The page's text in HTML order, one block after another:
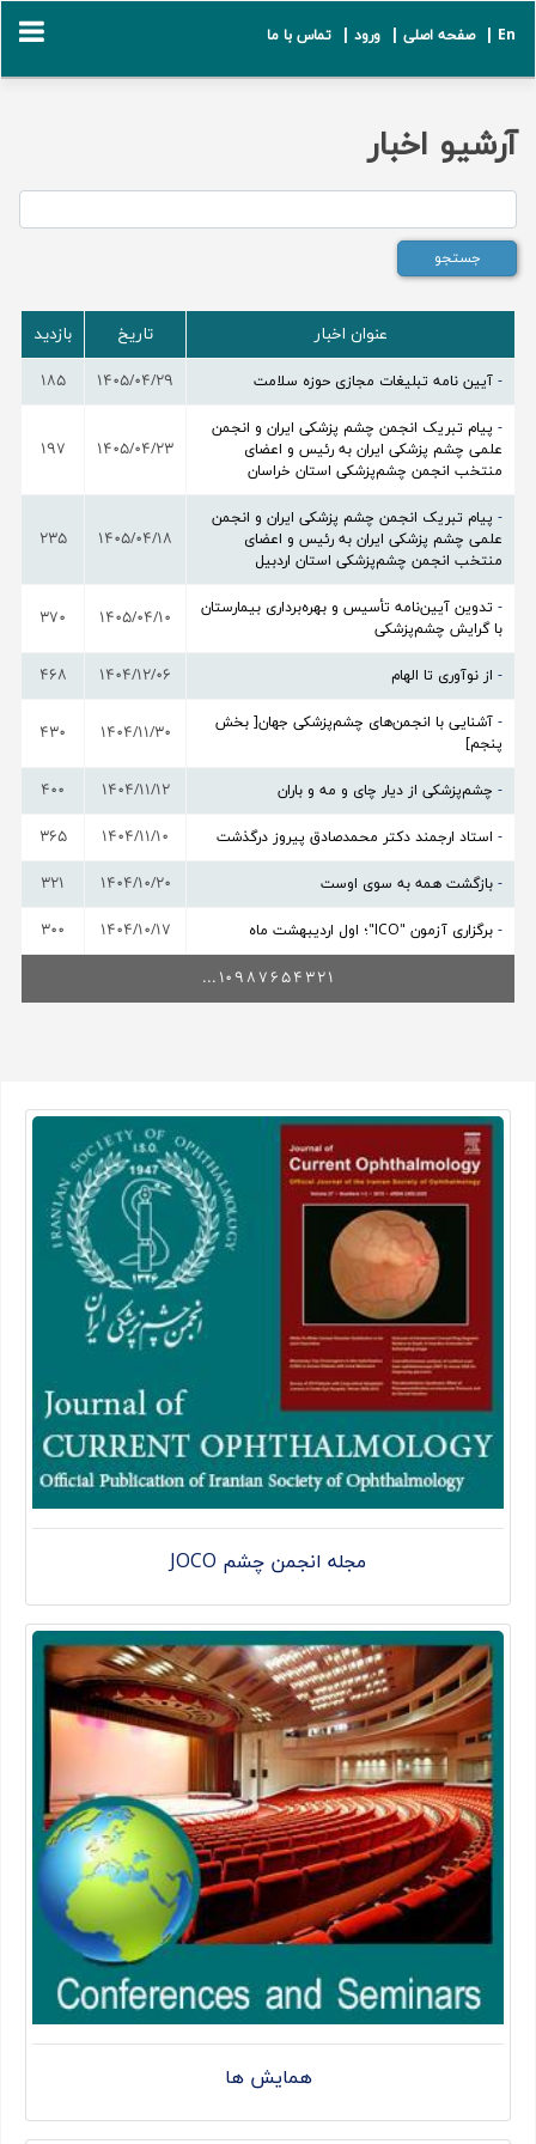
En | صفحه اصلی | ورود | تماس با ما
آرشیو اخبار
عنوان اخبار تاریخ بازدید
- آیین نامه تبلیغات مجازی حوزه سلامت 1405/04/29
185
- پیام تبریک انجمن چشم ‌پزشکی ایران و انجمن
علمی چشم‌ پزشکی ایران به رئیس و اعضای
منتخب انجمن چشم‌پزشکی استان خراسان
1405/04/23
197
- پیام تبریک انجمن چشم ‌پزشکی ایران و انجمن
علمی چشم‌ پزشکی ایران به رئیس و اعضای
منتخب انجمن چشم‌پزشکی استان اردبیل
1405/04/18
235
- تدوین آیین‌نامه تأسیس و بهره‌برداری بیمارستان
با گرایش چشم‌پزشکی
1405/04/10
370
- از نوآوری تا الهام 1404/12/06
468
- آشنایی با انجمن‌های چشم‌پزشکی جهان[ بخش
پنجم]
1404/11/30
430
- چشم‌پزشکی از دیار چای و مه و باران 1404/11/12
400
- استاد ارجمند دکتر محمدصادق پیروز درگذشت 1404/11/10
365
- بازگشت همه به سوی اوست 1404/10/20
321
- برگزاری آزمون‌ "ICO"؛ اول اردیبهشت ماه 1404/10/17
300
1
2
3
4
5
6
7
8
9
10
...
مجله انجمن چشم JOCO
همایش ها